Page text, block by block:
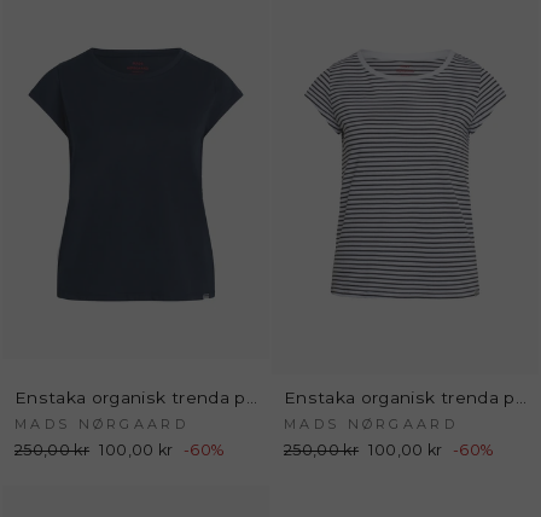
MADS NØRGAARD
Normalpris
250,00 kr Udsalgspris
100,00 kr -60%
MADS NØRGAARD
Normalpris
250,00 kr Udsalgspris
100,00 kr -60%